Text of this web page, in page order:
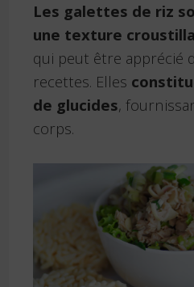
Les galettes de riz
une texture
qui peut être apprécié
recettes. Elles
de glucides,
corps.